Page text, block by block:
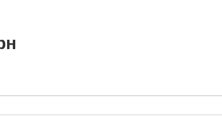
1
243,90 грн.